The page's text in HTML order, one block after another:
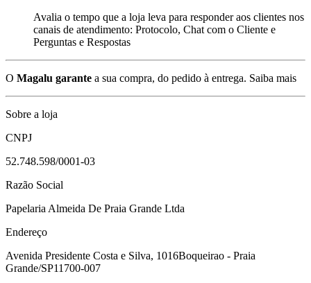
Avalia o tempo que a loja leva para responder aos clientes nos
canais de atendimento: Protocolo, Chat com o Cliente e
Perguntas e Respostas
O Magalu garante a sua compra, do pedido à entrega. Saiba mais
Sobre a loja
CNPJ
52.748.598/0001-03
Razão Social
Papelaria Almeida De Praia Grande Ltda
Endereço
Avenida Presidente Costa e Silva, 1016Boqueirao - Praia
Grande/SP11700-007